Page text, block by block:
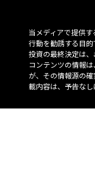
当メディアで提供
行動を勧誘する目
投資の最終決定は
コンテンツの情報
が、その情報源の
載内容は、予告なし